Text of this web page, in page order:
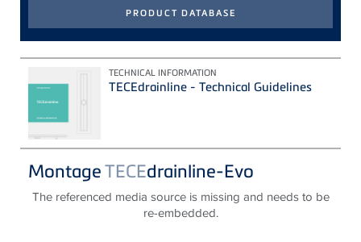
TECHNICAL INFORMATION
TECEdrainline - Technical Guidelines
MontageTECEdrainline-Evo
The referenced media source is missing and needs to be
re-embedded.